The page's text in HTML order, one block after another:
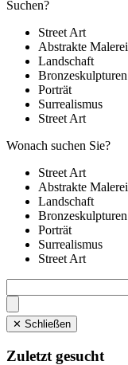
Suchen?
Street Art
Abstrakte Malerei
Landschaft
Bronzeskulpturen
Porträt
Surrealismus
Street Art
Wonach suchen Sie?
Street Art
Abstrakte Malerei
Landschaft
Bronzeskulpturen
Porträt
Surrealismus
Street Art
✕ Schließen
Zuletzt gesucht